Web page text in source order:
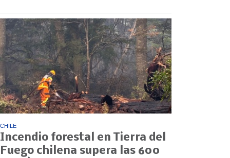
CHILE
Incendio forestal en Tierra del
Fuego chilena supera las 600